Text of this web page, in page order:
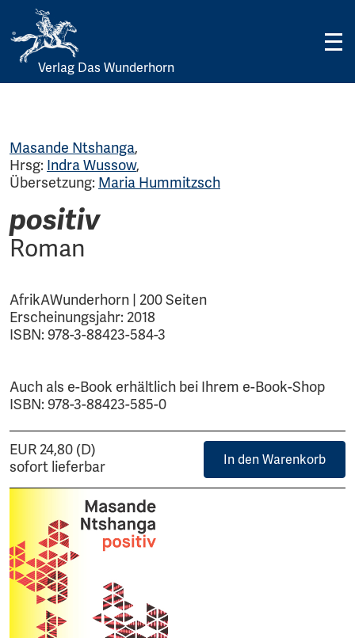
Skip
Verlag Das Wunderhorn
Masande Ntshanga,
Hrsg: Indra Wussow,
Übersetzung: Maria Hummitzsch
positiv
Roman
AfrikAWunderhorn | 200 Seiten
Erscheinungsjahr: 2018
ISBN: 978-3-88423-584-3
Auch als e-Book erhältlich bei Ihrem e-Book-Shop
ISBN: 978-3-88423-585-0
EUR 24,80 (D)
sofort lieferbar
In den Warenkorb